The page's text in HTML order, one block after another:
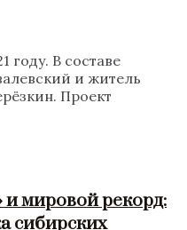
году. В составе
и житель
Проект
и мировой рекорд:
сибирских